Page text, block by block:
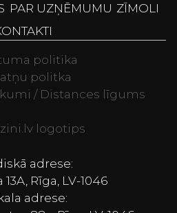
PAR UZŅĒMUMU ZĪMOLI
politika
politka
/ Distances līgums
adrese:
Rīga, LV-1046
adrese: